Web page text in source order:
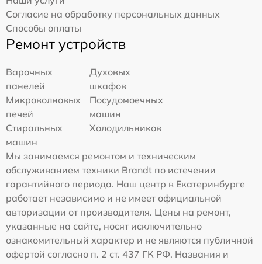
Согласие на обработку персональных данных
Способы оплаты
Ремонт устройств
Варочных
панелей
Духовых
шкафов
Микроволновых
печей
Посудомоечных
машин
Стиральных
машин
Холодильников
Мы занимаемся ремонтом и техническим
обслуживанием техники Brandt по истечении
гарантийного периода. Наш центр в Екатеринбурге
работает независимо и не имеет официальной
авторизации от производителя. Цены на ремонт,
указанные на сайте, носят исключительно
ознакомительный характер и не являются публичной
офертой согласно п. 2 ст. 437 ГК РФ. Названия и